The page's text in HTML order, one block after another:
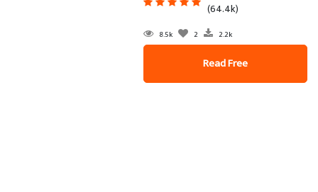
(64.4k)
8.5k 2 2.2k
Read Free